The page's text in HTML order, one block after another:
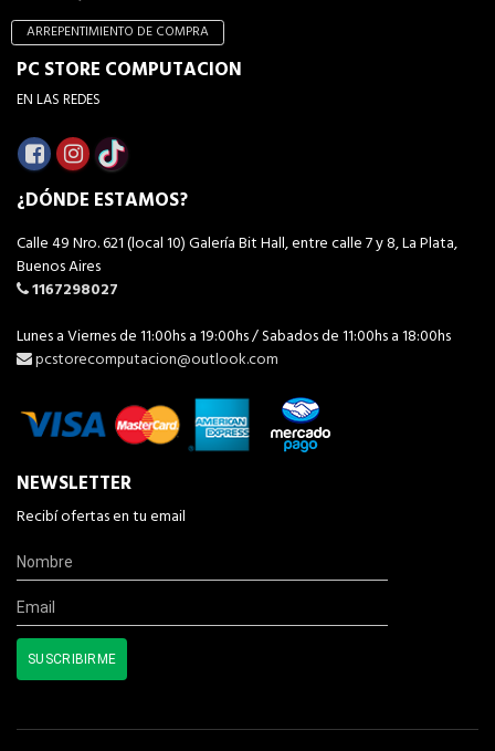
ARREPENTIMIENTO DE COMPRA
PC STORE COMPUTACION
EN LAS REDES
¿DÓNDE ESTAMOS?
Calle 49 Nro. 621 (local 10) Galería Bit Hall, entre calle 7 y 8, La Plata,
Buenos Aires
1167298027
Lunes a Viernes de 11:00hs a 19:00hs / Sabados de 11:00hs a 18:00hs
pcstorecomputacion@outlook.com
NEWSLETTER
Recibí ofertas en tu email